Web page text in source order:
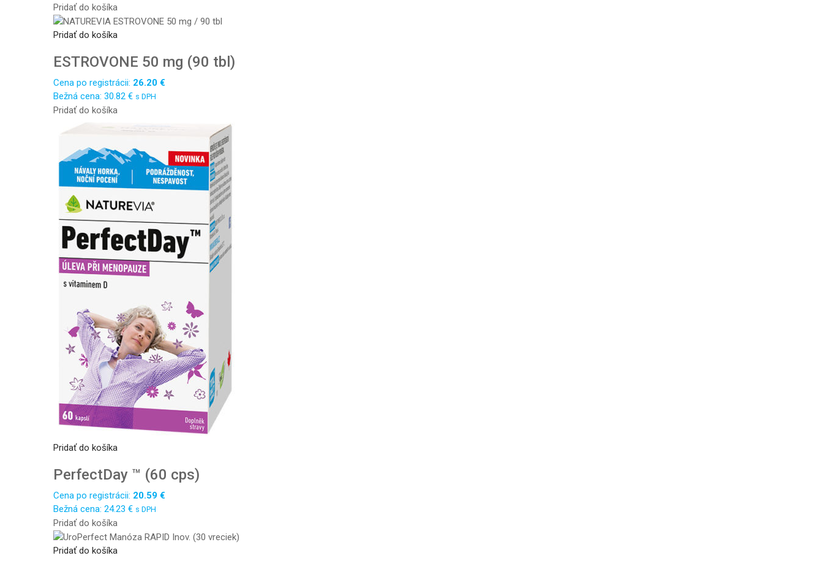
Pridať do košíka
Pridať do košíka
ESTROVONE 50 mg (90 tbl)
Cena po registrácii: 26.20 €
Bežná cena: 30.82 € s DPH
Pridať do košíka
Pridať do košíka
PerfectDay ™ (60 cps)
Cena po registrácii: 20.59 €
Bežná cena: 24.23 € s DPH
Pridať do košíka
Pridať do košíka